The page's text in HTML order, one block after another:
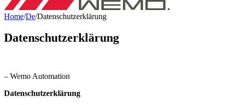
Home/De/Datenschutzerklärung
Datenschutzerklärung
– Wemo Automation
Datenschutzerklärung